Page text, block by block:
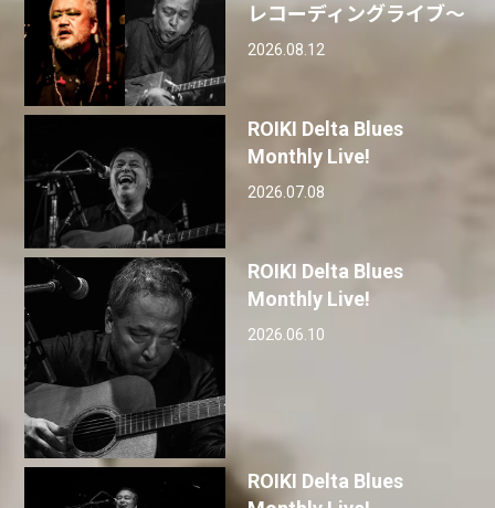
レコーディングライブ〜
2026.08.12
ROIKI Delta Blues
Monthly Live!
2026.07.08
ROIKI Delta Blues
Monthly Live!
2026.06.10
ROIKI Delta Blues